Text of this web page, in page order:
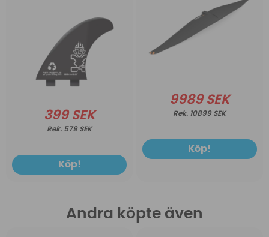
399 SEK
579 SEK
Köp!
9989 SEK
10899 SEK
Köp!
Andra köpte även